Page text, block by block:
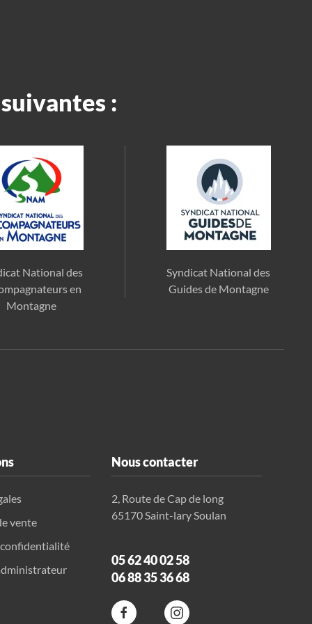
:
National des
en
Montagne
Syndicat National des
Guides de Montagne
vente
Nous contacter
2, Route de Cap de long
65170 Saint-lary Soulan
05 62 40 02 58
06 88 35 36 68